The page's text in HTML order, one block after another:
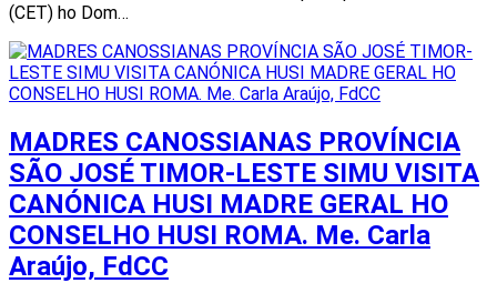
(CET) ho Dom…
MADRES CANOSSIANAS PROVÍNCIA
SÃO JOSÉ TIMOR-LESTE SIMU VISITA
CANÓNICA HUSI MADRE GERAL HO
CONSELHO HUSI ROMA. Me. Carla
Araújo, FdCC